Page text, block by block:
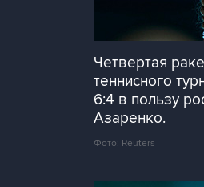
Четвертая
теннисного
6:4 в пользу
Азаренко.
Фото: Reuters